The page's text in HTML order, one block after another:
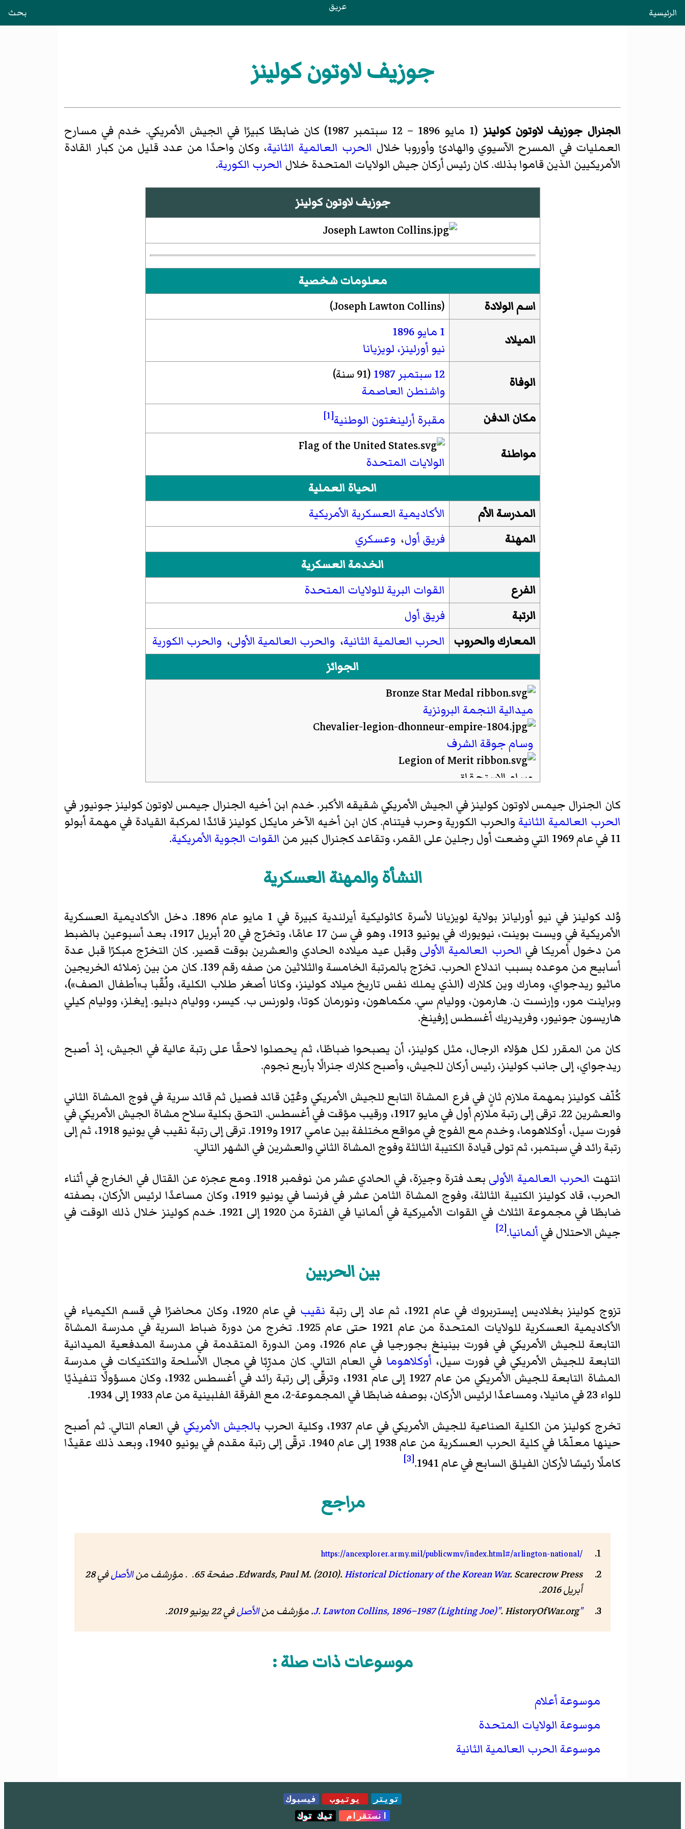
الرئيسية عريق بحث
جوزيف لاوتون كولينز
الجنرال جوزيف لاوتون كولينز
(1 مايو 1896 – 12 سبتمبر 1987) كان ضابطًا كبيرًا في الجيش الأمريكي. خدم في مسارح
العمليات في المسرح الآسيوي والهادئ وأوروبا خلال الحرب العالمية الثانية، وكان واحدًا من عدد قليل من كبار القادة
الأمريكيين الذين قاموا بذلك. كان رئيس أركان جيش الولايات المتحدة خلال الحرب الكورية.
جوزيف لاوتون كولينز
معلومات شخصية
اسم الولادة
(
Joseph Lawton Collins
)‏
الميلاد
1 مايو
1896
نيو أورلينز، لويزيانا
الوفاة
12 سبتمبر 1987 (91 سنة)
واشنطن العاصمة
مكان الدفن
مقبرة أرلينغتون الوطنية[1]
مواطنة
الولايات المتحدة
الحياة العملية
المدرسة الأم
الأكاديمية العسكرية الأمريكية
المهنة
فريق أول، وعسكري
الخدمة العسكرية
الفرع
القوات البرية للولايات المتحدة
الرتبة
فريق أول
المعارك والحروب
الحرب العالمية الثانية، والحرب العالمية الأولى، والحرب الكورية
الجوائز
ميدالية النجمة البرونزية
وسام جوقة الشرف
وسام الاستحقاق
كان الجنرال جيمس لاوتون كولينز في الجيش الأمريكي شقيقه الأكبر. خدم ابن أخيه الجنرال جيمس لاوتون كولينز جونيور في
الحرب العالمية الثانية والحرب الكورية وحرب فيتنام. كان ابن أخيه الآخر مايكل كولينز قائدًا لمركبة القيادة في مهمة أبولو
11 في عام 1969 التي وضعت أول رجلين على القمر، وتقاعد كجنرال كبير من
القوات الجوية الأمريكية.
النشأة والمهنة العسكرية
وُلد كولينز في نيو أورليانز بولاية لويزيانا لأسرة كاثوليكية أيرلندية كبيرة في 1 مايو عام 1896. دخل الأكاديمية العسكرية
الأمريكية في ويست بوينت، نيويورك في يونيو 1913، وهو في سن 17 عامًا، وتخرّج في 20 أبريل 1917، بعد أسبوعين بالضبط
من دخول أمريكا في الحرب العالمية الأولى وقبل عيد ميلاده الحادي والعشرين بوقت قصير. كان التخرّج مبكرًا قبل عدة
أسابيع من موعده بسبب اندلاع الحرب. تخرّج بالمرتبة الخامسة والثلاثين من صفه رقم 139. كان من بين زملائه الخريجين
ماثيو ريدجواي، ومارك وين كلارك (الذي يملك نفس تاريخ ميلاد كولينز، وكانا أصغر طلاب الكلية، ولُقّبا بـ«أطفال الصف»)،
وبراينت مور، وإرنست ن. هارمون، ووليام سي. مكماهون، ونورمان كوتا، ولورنس ب. كيسر، ووليام دبليو. إيغلز، ووليام كيلي
هاريسون جونيور، وفريدريك أغسطس إرفينغ.
كان من المقرر لكل هؤلاء الرجال، مثل كولينز، أن يصبحوا ضباطًا، ثم يحصلوا لاحقًا على رتبة عالية في الجيش، إذ أصبح
ريدجواي، إلى جانب كولينز، رئيس أركان للجيش، وأصبح كلارك جنرالًا بأربع نجوم.
كُلّف كولينز بمهمة ملازم ثانٍ في فرع المشاة التابع للجيش الأمريكي وعُيّن قائد فصيل ثم قائد سرية في فوج المشاة الثاني
والعشرين 22. ترقى إلى رتبة ملازم أول في مايو 1917، ورقيب مؤقت في أغسطس. التحق بكلية سلاح مشاة الجيش الأمريكي في
فورت سيل، أوكلاهوما، وخدم مع الفوج في مواقع مختلفة بين عامي 1917 و1919. ترقى إلى رتبة نقيب في يونيو 1918، ثم إلى
رتبة رائد في سبتمبر، ثم تولى قيادة الكتيبة الثالثة وفوج المشاة الثاني والعشرين في الشهر التالي.
انتهت الحرب العالمية الأولى
بعد فترة وجيزة، في الحادي عشر من نوفمبر 1918. ومع عجزه عن القتال في الخارج في أثناء
الحرب، قاد كولينز الكتيبة الثالثة، وفوج المشاة الثامن عشر في فرنسا في يونيو 1919، وكان مساعدًا لرئيس الأركان، بصفته
ضابطًا في مجموعة الثلاث في القوات الأميركية في ألمانيا في الفترة من 1920 إلى 1921. خدم كولينز خلال ذلك الوقت في
جيش الاحتلال فيألمانيا.
[2]
بين الحربين
تزوج كولينز بغلاديس إيستربروك في عام 1921، ثم عاد إلى رتبة نقيب
في عام 1920، وكان محاضرًا في قسم الكيمياء في
الأكاديمية العسكرية للولايات المتحدة من عام 1921 حتى عام 1925. تخرج من دورة ضباط السرية في مدرسة المشاة
التابعة للجيش الأمريكي في فورت بينينغ بجورجيا في عام 1926، ومن الدورة المتقدمة في مدرسة المدفعية الميدانية
التابعة للجيش الأمريكي في فورت سيل، أوكلاهوما في العام التالي. كان مدرِّبًا في مجال الأسلحة والتكتيكات في مدرسة
المشاة التابعة للجيش الأمريكي من عام 1927 إلى عام 1931، وترقّى إلى رتبة رائد في أغسطس 1932، وكان مسؤولًا تنفيذيًا
للواء 23 في مانيلا، ومساعدًا لرئيس الأركان، بوصفه ضابطًا في المجموعة-2، مع الفرقة الفلبينية من عام 1933 إلى 1934.
تخرج كولينز من الكلية الصناعية للجيش الأمريكي في عام 1937، وكلية الحرب ب
الجيش الأمريكي في العام التالي. ثم أصبح
حينها معلّمًا في كلية الحرب العسكرية من عام 1938 إلى عام 1940. ترقّى إلى رتبة مقدم في يونيو 1940، وبعد ذلك عقيدًا
كاملًا رئيسًا لأركان الفيلق السابع في عام 1941.
[3]
مراجع
https://ancexplorer.army.mil/publicwmv/index.html#/arlington-national/
Edwards, Paul M. (2010).Historical Dictionary of the Korean War. Scarecrow Press. صفحة 65. . مؤرشف من الأصل
في 28
أبريل 2016
.
"J. Lawton Collins, 1896–1987 (Lighting Joe)"
.HistoryOfWar.org . مؤرشف منالأصلفي 22 يونيو 2019.
موسوعات ذات صلة :
موسوعة أعلام
موسوعة الولايات المتحدة
موسوعة الحرب العالمية الثانية
تويتر يوتيوب
فيسبوك
انستقرام
تيك توك